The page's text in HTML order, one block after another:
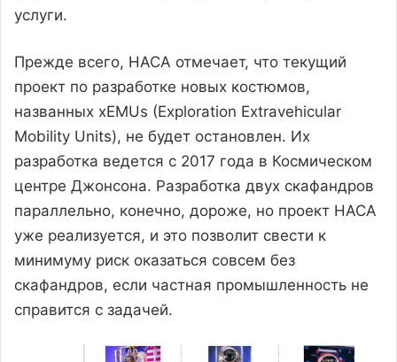
услуги.
Прежде всего, НАСА отмечает, что текущий
проект по разработке новых костюмов,
названных xEMUs (Exploration Extravehicular
Mobility Units), не будет остановлен. Их
разработка ведется с 2017 года в Космическом
центре Джонсона. Разработка двух скафандров
параллельно, конечно, дороже, но проект НАСА
уже реализуется, и это позволит свести к
минимуму риск оказаться совсем без
скафандров, если частная промышленность не
справится с задачей.